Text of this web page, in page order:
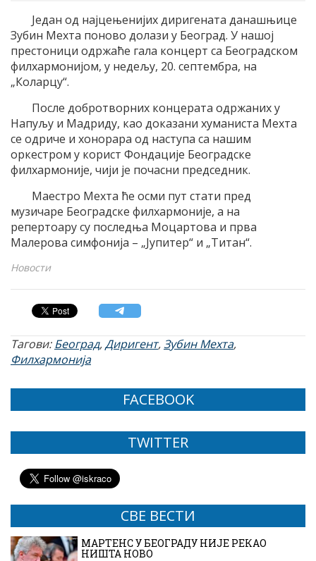
Један од најцењенијих диригената данашњице
Зубин Мехта поново долази у Београд. У нашој
престоници одржаће гала концерт са Београдском
филхармонијом, у недељу, 20. септембра, на
„Коларцу“.
После добротворних концерата одржаних у
Напуљу и Мадриду, као доказани хуманиста Мехта
се одриче и хонорара од наступа са нашим
оркестром у корист Фондације Београдске
филхармоније, чији је почасни председник.
Маестро Мехта ће осми пут стати пред
музичаре Београдске филхармоније, а на
репертоару су последња Моцартова и прва
Малерова симфонија – „Јупитер“ и „Титан“.
Новости
Тагови:Београд,Диригент,Зубин Мехта,
Филхармонија
FACEBOOK
TWITTER
СВЕ ВЕСТИ
МАРТЕНС У БЕОГРАДУ НИЈЕ РЕКАО
НИШТА НОВО